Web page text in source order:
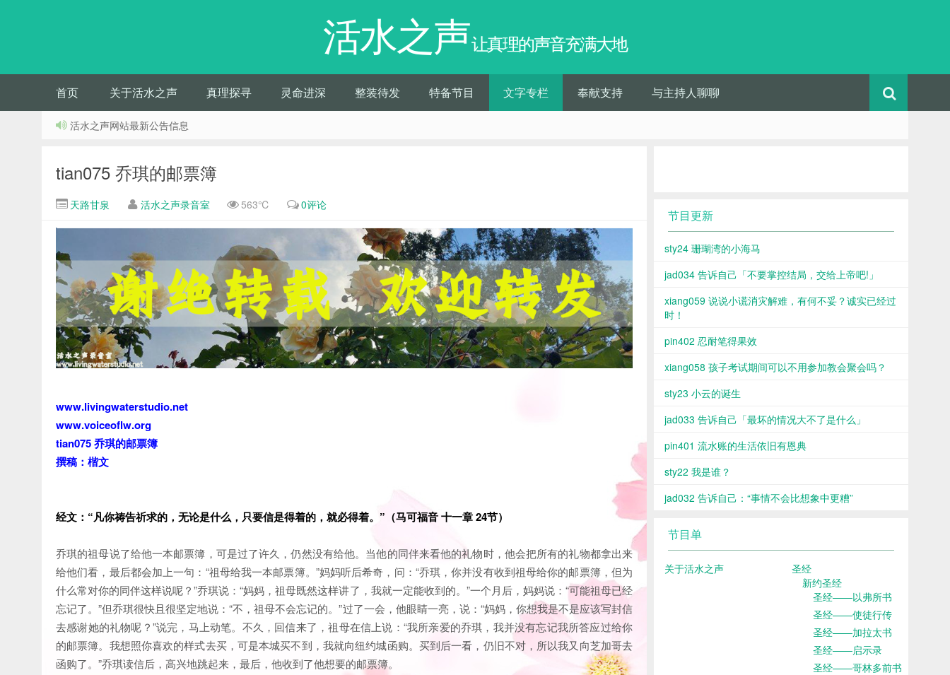
活水之声让真理的声音充满大地
首页 关于活水之声 真理探寻 灵命进深 整装待发 特备节目 文字专栏 奉献支持 与主持人聊聊
活水之声网站最新公告信息
tian075 乔琪的邮票簿
天路甘泉 活水之声录音室 563℃ 0评论
www.livingwaterstudio.net
www.voiceoflw.org
tian075 乔琪的邮票簿
撰稿：楷文
经文：“凡你祷告祈求的，无论是什么，只要信是得着的，就必得着。”（马可福音 十一章 24节）
乔琪的祖母说了给他一本邮票簿，可是过了许久，仍然没有给他。当他的同伴来看他的礼物时，他会把所有的礼物都拿出来
给他们看，最后都会加上一句：“祖母给我一本邮票簿。”妈妈听后希奇，问：“乔琪，你并没有收到祖母给你的邮票簿，但为
什么常对你的同伴这样说呢？”乔琪说：“妈妈，祖母既然这样讲了，我就一定能收到的。”一个月后，妈妈说：“可能祖母已经
忘记了。”但乔琪很快且很坚定地说：“不，祖母不会忘记的。”过了一会，他眼睛一亮，说：“妈妈，你想我是不是应该写封信
去感谢她的礼物呢？”说完，马上动笔。不久，回信来了，祖母在信上说：“我所亲爱的乔琪，我并没有忘记我所答应过给你
的邮票簿。我想照你喜欢的样式去买，可是本城买不到，我就向纽约城函购。买到后一看，仍旧不对，所以我又向芝加哥去
函购了。”乔琪读信后，高兴地跳起来，最后，他收到了他想要的邮票簿。
节目更新
sty24 珊瑚湾的小海马
jad034 告诉自己「不要掌控结局，交给上帝吧!」
xiang059 说说小谎消灾解难，有何不妥？诚实已经过
时！
pin402 忍耐笔得果效
xiang058 孩子考试期间可以不用参加教会聚会吗？
sty23 小云的诞生
jad033 告诉自己「最坏的情况大不了是什么」
pin401 流水账的生活依旧有恩典
sty22 我是谁？
jad032 告诉自己：“事情不会比想象中更糟”
节目单
关于活水之声
圣经
新约圣经
圣经——以弗所书
圣经——使徒行传
圣经——加拉太书
圣经——启示录
圣经——哥林多前书